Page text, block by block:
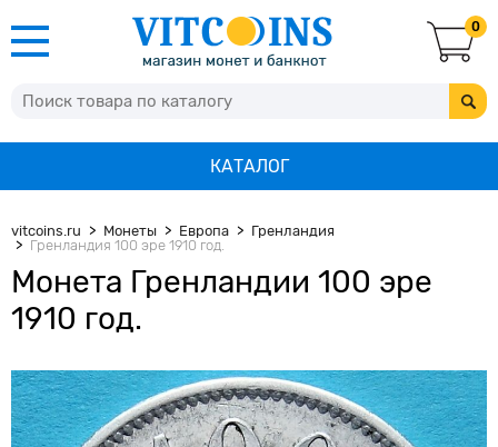
0
КАТАЛОГ
vitcoins.ru Монеты Европа
Гренландия
Гренландия 100 эре 1910 год.
Монета Гренландии 100 эре
1910 год.